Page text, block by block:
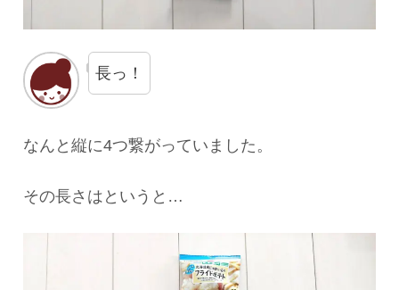
長っ！
なんと縦に4つ繋がっていました。
その長さはというと…